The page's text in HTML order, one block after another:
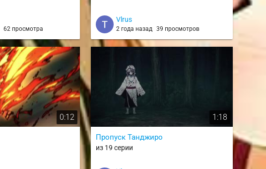
62 просмотра
Vlrus
2 года назад 39 просмотров
0:12 1:18
Пропуск Танджиро
из 19 серии